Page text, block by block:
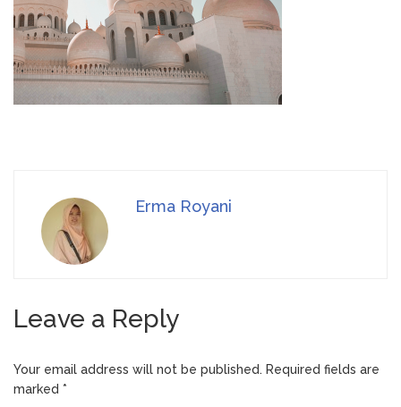
Erma Royani
Leave a Reply
Your email address will not be published. Required fields are
marked *